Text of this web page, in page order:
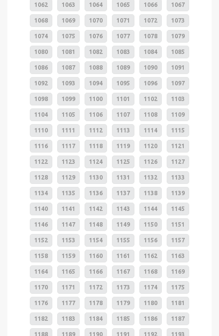
1062 1063 1064 1065 1066 1067
1068 1069 1070 1071 1072 1073
1074 1075 1076 1077 1078 1079
1080 1081 1082 1083 1084 1085
1086 1087 1088 1089 1090 1091
1092 1093 1094 1095 1096 1097
1098 1099 1100 1101 1102 1103
1104 1105 1106 1107 1108 1109
1110 1111 1112 1113 1114 1115
1116 1117 1118 1119 1120 1121
1122 1123 1124 1125 1126 1127
1128 1129 1130 1131 1132 1133
1134 1135 1136 1137 1138 1139
1140 1141 1142 1143 1144 1145
1146 1147 1148 1149 1150 1151
1152 1153 1154 1155 1156 1157
1158 1159 1160 1161 1162 1163
1164 1165 1166 1167 1168 1169
1170 1171 1172 1173 1174 1175
1176 1177 1178 1179 1180 1181
1182 1183 1184 1185 1186 1187
1188 1189 1190 1191 1192 1193